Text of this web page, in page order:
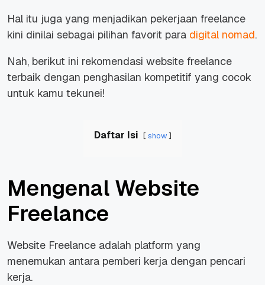
Hal itu juga yang menjadikan pekerjaan freelance
kini dinilai sebagai pilihan favorit para digital nomad.
Nah, berikut ini rekomendasi website freelance
terbaik dengan penghasilan kompetitif yang cocok
untuk kamu tekunei!
Daftar Isi show
Mengenal Website
Freelance
Website Freelance adalah platform yang
menemukan antara pemberi kerja dengan pencari
kerja.